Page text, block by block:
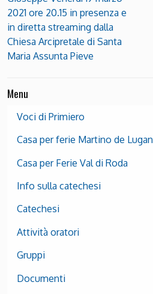
2021 ore 20.15 in presenza e
in diretta streaming dalla
Chiesa Arcipretale di Santa
Maria Assunta Pieve
Menu
Voci di Primiero
Casa per ferie Martino de Lugan
Casa per Ferie Val di Roda
Info sulla catechesi
Catechesi
Attività oratori
Gruppi
Documenti